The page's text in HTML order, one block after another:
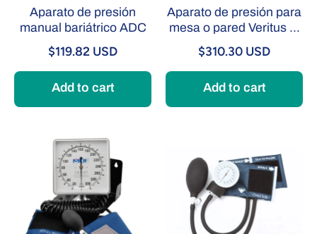
Aparato de presión
manual bariátrico ADC
$119.82 USD
Add to cart
Aparato de presión para
mesa o pared Veritus ...
$310.30 USD
Add to cart